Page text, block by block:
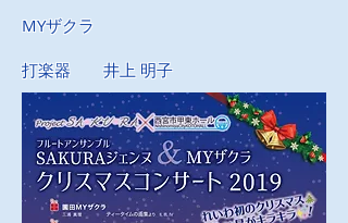
MYザクラ
打楽器 井上 明子